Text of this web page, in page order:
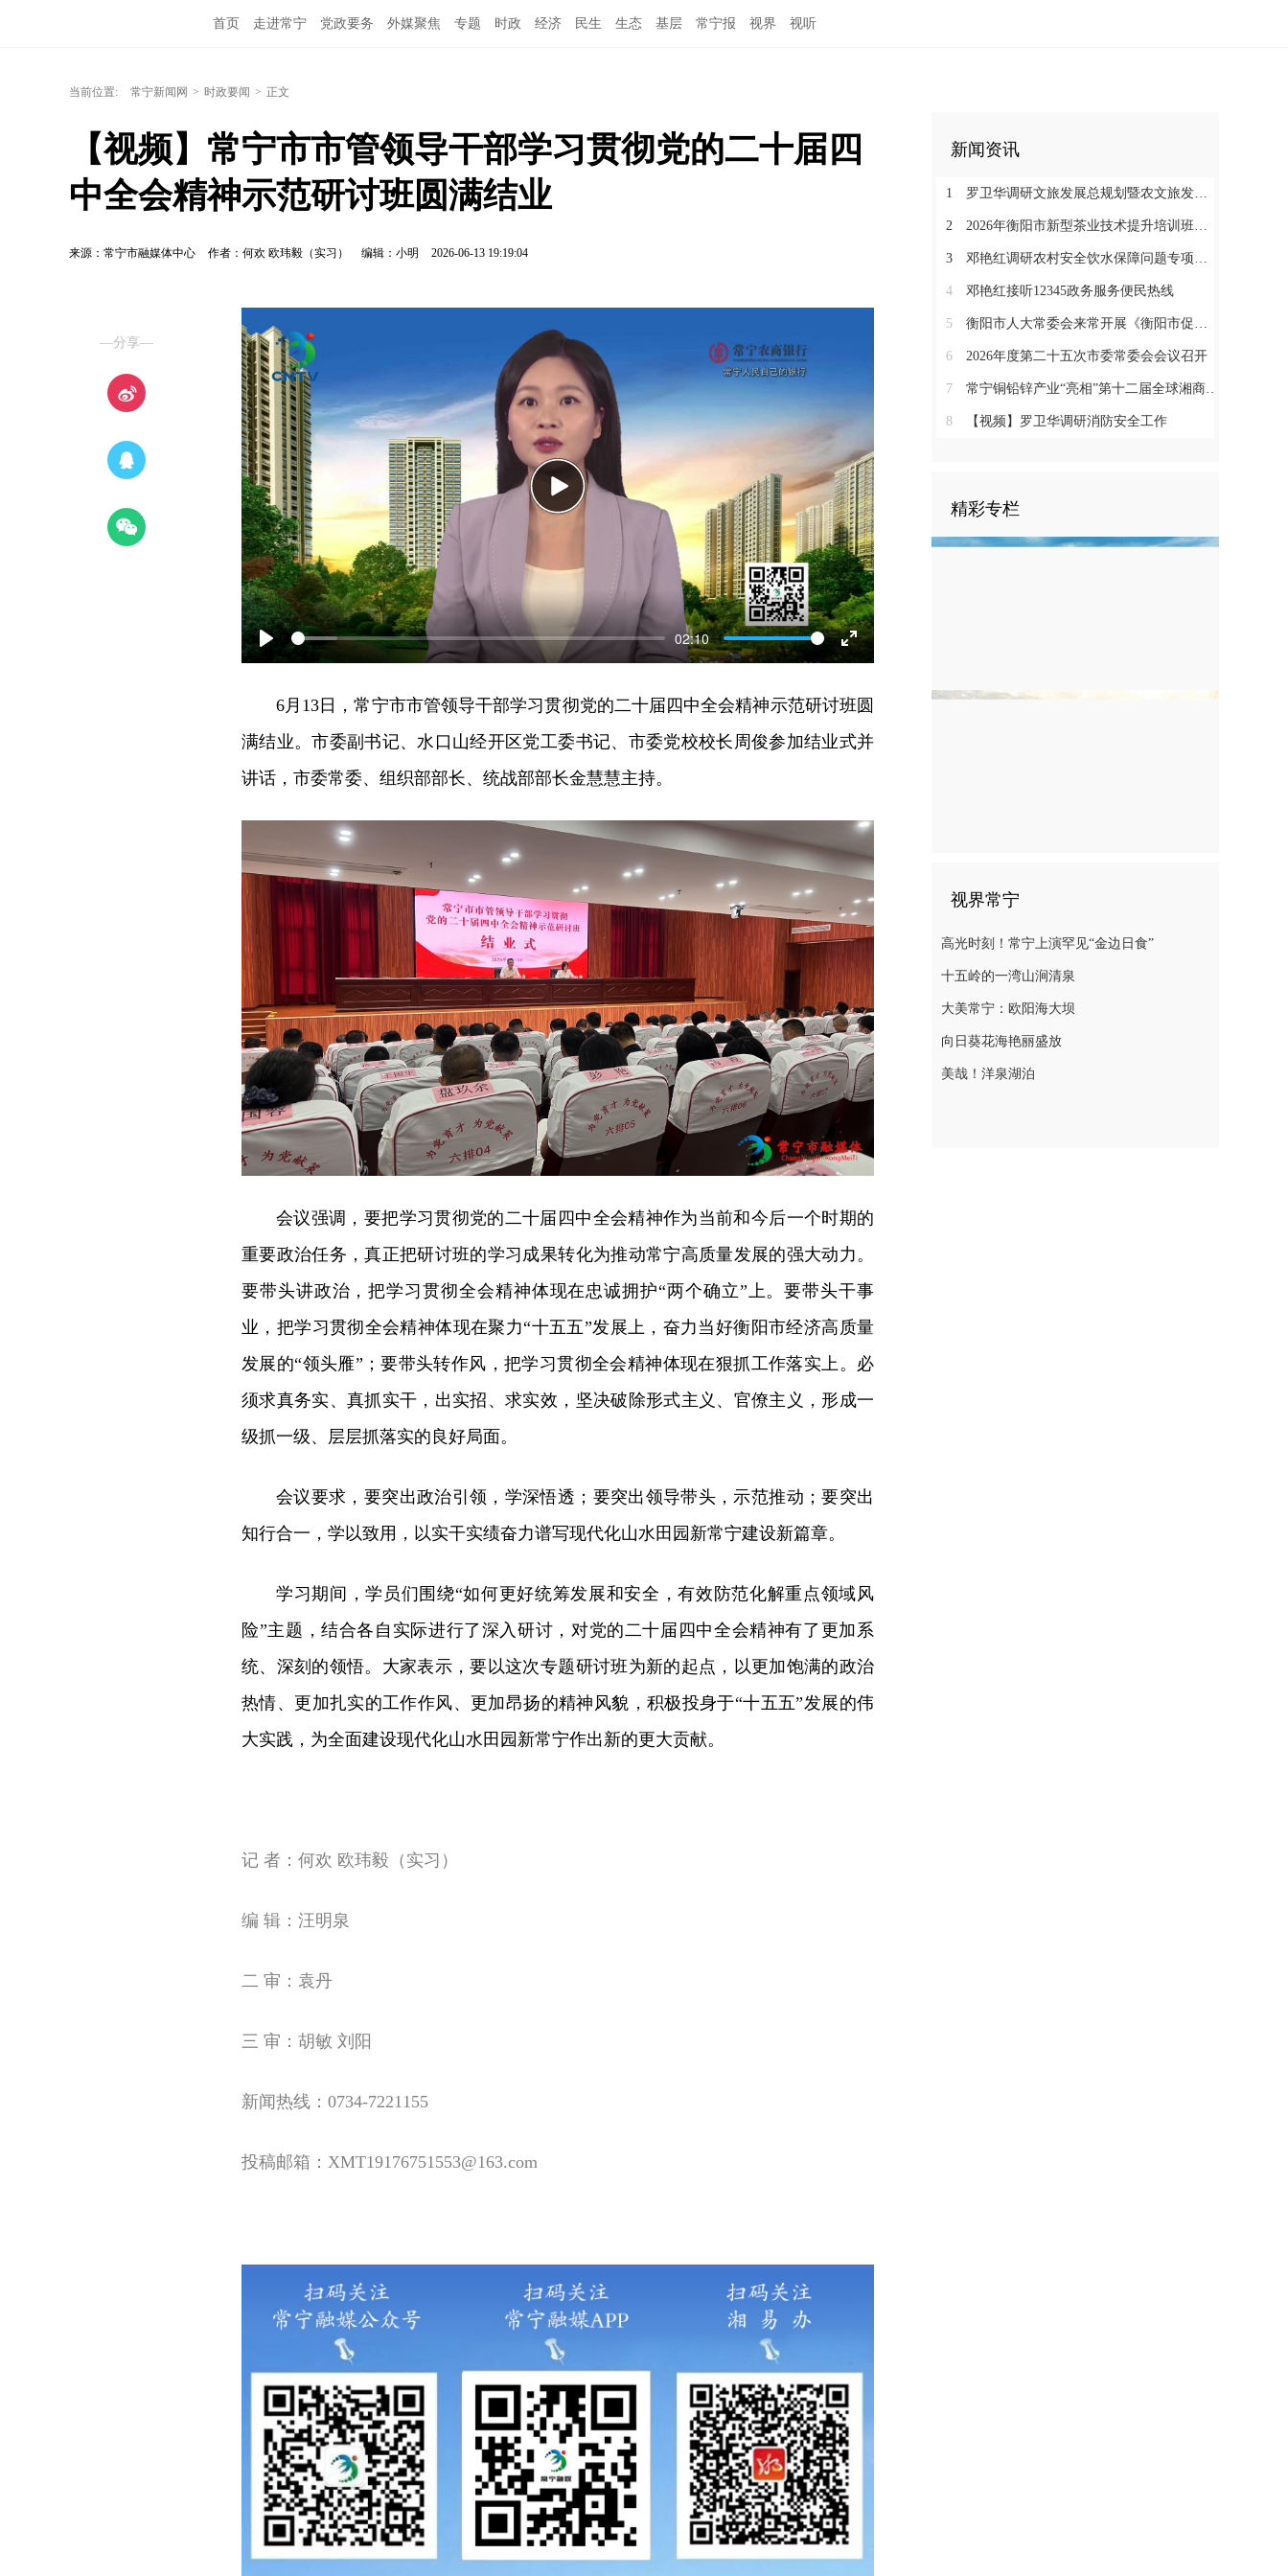
首页 走进常宁 党政要务 外媒聚焦 专题 时政 经济 民生 生态 基层 常宁报 视界 视听
当前位置: 常宁新闻网 > 时政要闻 > 正文
【视频】常宁市市管领导干部学习贯彻党的二十届四
中全会精神示范研讨班圆满结业
来源：常宁市融媒体中心 作者：何欢 欧玮毅（实习） 编辑：小明 2026-06-13 19:19:04
—分享—
Play
02:10
Enter
6月13日，常宁市市管领导干部学习贯彻党的二十届四中全会精神示范研讨班圆
满结业。市委副书记、水口山经开区党工委书记、市委党校校长周俊参加结业式并
讲话，市委常委、组织部部长、统战部部长金慧慧主持。
会议强调，要把学习贯彻党的二十届四中全会精神作为当前和今后一个时期的
重要政治任务，真正把研讨班的学习成果转化为推动常宁高质量发展的强大动力。
要带头讲政治，把学习贯彻全会精神体现在忠诚拥护“两个确立”上。要带头干事
业，把学习贯彻全会精神体现在聚力“十五五”发展上，奋力当好衡阳市经济高质量
发展的“领头雁”；要带头转作风，把学习贯彻全会精神体现在狠抓工作落实上。必
须求真务实、真抓实干，出实招、求实效，坚决破除形式主义、官僚主义，形成一
级抓一级、层层抓落实的良好局面。
会议要求，要突出政治引领，学深悟透；要突出领导带头，示范推动；要突出
知行合一，学以致用，以实干实绩奋力谱写现代化山水田园新常宁建设新篇章。
学习期间，学员们围绕“如何更好统筹发展和安全，有效防范化解重点领域风
险”主题，结合各自实际进行了深入研讨，对党的二十届四中全会精神有了更加系
统、深刻的领悟。大家表示，要以这次专题研讨班为新的起点，以更加饱满的政治
热情、更加扎实的工作作风、更加昂扬的精神风貌，积极投身于“十五五”发展的伟
大实践，为全面建设现代化山水田园新常宁作出新的更大贡献。
记 者：何欢 欧玮毅（实习）
编 辑：汪明泉
二 审：袁丹
三 审：胡敏 刘阳
新闻热线：0734-7221155
投稿邮箱：XMT19176751553@163.com
新闻资讯
1 罗卫华调研文旅发展总规划暨农文旅发展工作
2 2026年衡阳市新型茶业技术提升培训班在塔山瑶族乡开班
3 邓艳红调研农村安全饮水保障问题专项整治和抗旱保水工作
4 邓艳红接听12345政务服务便民热线
5 衡阳市人大常委会来常开展《衡阳市促进中医药康养与文旅融合发展若干规定（草案）》立法调研
6 2026年度第二十五次市委常委会会议召开
7 常宁铜铅锌产业“亮相”第十二届全球湘商大会京津冀推介会
8 【视频】罗卫华调研消防安全工作
精彩专栏
视界常宁
高光时刻！常宁上演罕见“金边日食”
十五岭的一湾山涧清泉
大美常宁：欧阳海大坝
向日葵花海艳丽盛放
美哉！洋泉湖泊